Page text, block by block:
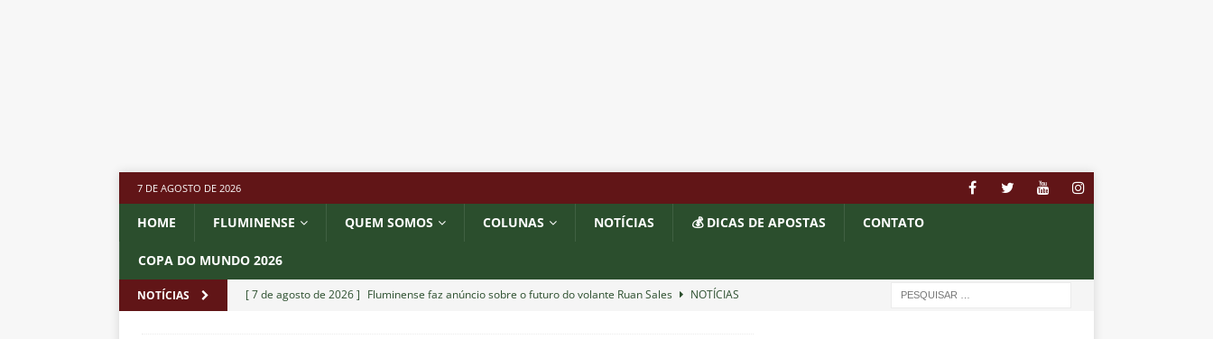
7 DE AGOSTO DE 2026
HOME FLUMINENSE QUEM SOMOS COLUNAS NOTÍCIAS 💰 DICAS DE APOSTAS CONTATO
COPA DO MUNDO 2026
NOTÍCIAS [ 7 de agosto de 2026 ] Fluminense faz anúncio sobre o futuro do volante Ruan Sales
NOTÍCIAS